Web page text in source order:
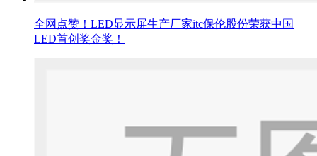
全网点赞！LED显示屏生产厂家itc保伦股份荣获中国
LED首创奖金奖！